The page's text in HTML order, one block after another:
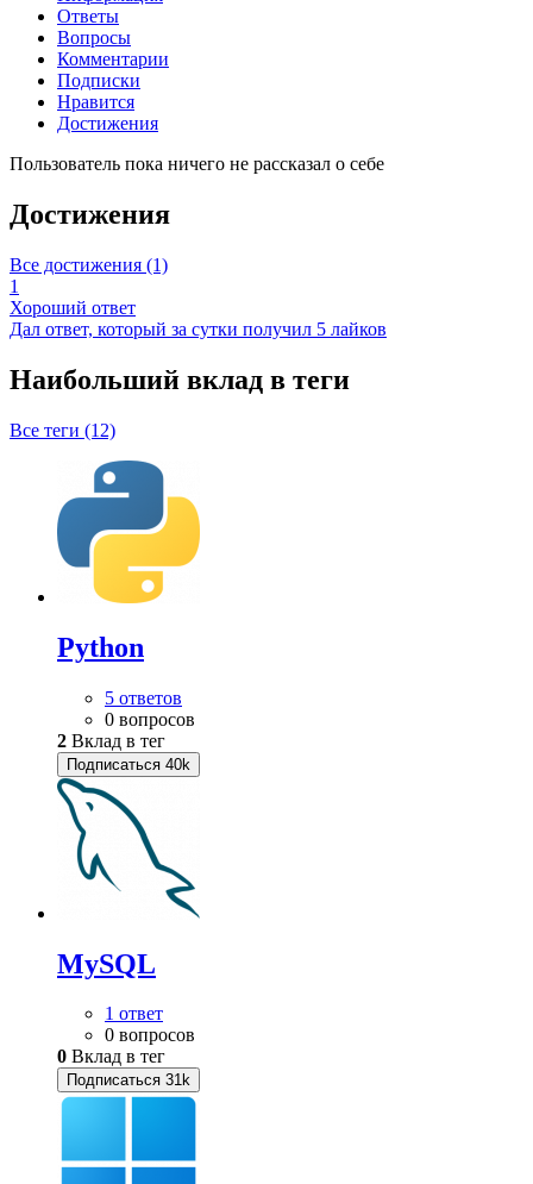
Ответы
Вопросы
Комментарии
Подписки
Нравится
Достижения
Пользователь пока ничего не рассказал о себе
Достижения
Все достижения (1)
1
Хороший ответ
Дал ответ, который за сутки получил 5 лайков
Наибольший вклад в теги
Все теги (12)
Python
5 ответов
0 вопросов
2 Вклад в тег
Подписаться 40k
MySQL
1 ответ
0 вопросов
0 Вклад в тег
Подписаться 31k